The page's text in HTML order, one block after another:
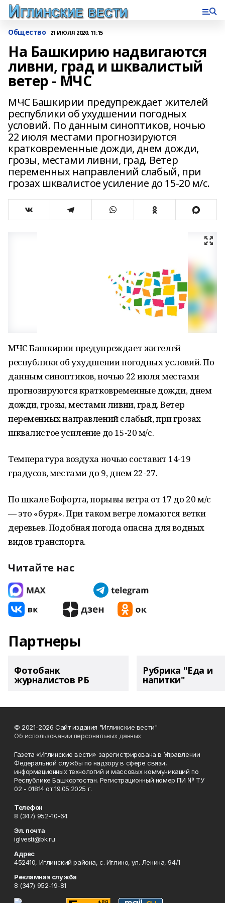
Общество 21 ИЮЛЯ 2020, 11:15
На Башкирию надвигаются
ливни, град и шквалистый
ветер - МЧС
МЧС Башкирии предупреждает жителей
республики об ухудшении погодных
условий. По данным синоптиков, ночью
22 июля местами прогнозируются
кратковременные дожди, днем дожди,
грозы, местами ливни, град. Ветер
переменных направлений слабый, при
грозах шквалистое усиление до 15-20 м/с.
МЧС Башкирии предупреждает жителей
республики об ухудшении погодных условий. По
данным синоптиков, ночью 22 июля местами
прогнозируются кратковременные дожди, днем
дожди, грозы, местами ливни, град. Ветер
переменных направлений слабый, при грозах
шквалистое усиление до 15-20 м/с.
Температура воздуха ночью составит 14-19
градусов, местами до 9, днем 22-27.
По шкале Бофорта, порывы ветра от 17 до 20 м/с
— это «буря». При таком ветре ломаются ветки
деревьев. Подобная погода опасна для водных
видов транспорта.
Читайте нас
Партнеры
Фотобанк
журналистов РБ
Рубрика "Еда и
напитки"
© 2021-2026 Сайт издания "Иглинские вести"
Об использовании персональных данных
Газета «Иглинские вести» зарегистрирована в Управлении
Федеральной службы по надзору в сфере связи,
информационных технологий и массовых коммуникаций по
Республике Башкортостан. Регистрационный номер ПИ № ТУ
02 - 01814 от 19.05.2025 г.
Телефон
8 (347) 952-10-64
Эл. почта
iglvesti@bk.ru
Адрес
452410, Иглинский района, с. Иглино, ул. Ленина, 94/1
Рекламная служба
8 (347) 952-19-81